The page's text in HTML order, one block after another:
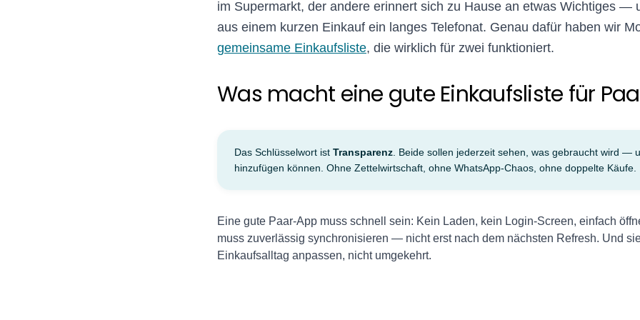
im Supermarkt, der andere erinnert sich zu Hause an etwas Wichtiges —
aus einem kurzen Einkauf ein langes Telefonat. Genau dafür haben wir
gemeinsame Einkaufsliste, die wirklich für zwei funktioniert.
Was macht eine gute Einkaufsliste für
Das Schlüsselwort ist Transparenz . Beide sollen jederzeit sehen, was gebraucht wird —
hinzufügen können. Ohne Zettelwirtschaft, ohne WhatsApp-Chaos, ohne doppelte Käufe.
Eine gute Paar-App muss schnell sein: Kein Laden, kein Login-Screen, einfach
muss zuverlässig synchronisieren — nicht erst nach dem nächsten Refresh. Und
Einkaufsalltag anpassen, nicht umgekehrt.